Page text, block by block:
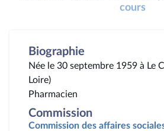
cours
Biographie
Née le 30 septembre 1959 à Le
Loire)
Pharmacien
Commission
Commission des affaires